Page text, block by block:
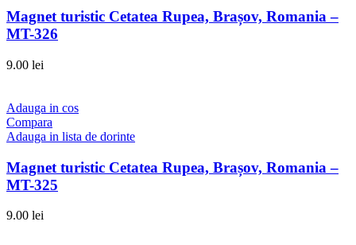
Magnet turistic Cetatea Rupea, Brașov, Romania –
MT-326
9.00 lei
Adauga in cos
Compara
Adauga in lista de dorinte
Magnet turistic Cetatea Rupea, Brașov, Romania –
MT-325
9.00 lei